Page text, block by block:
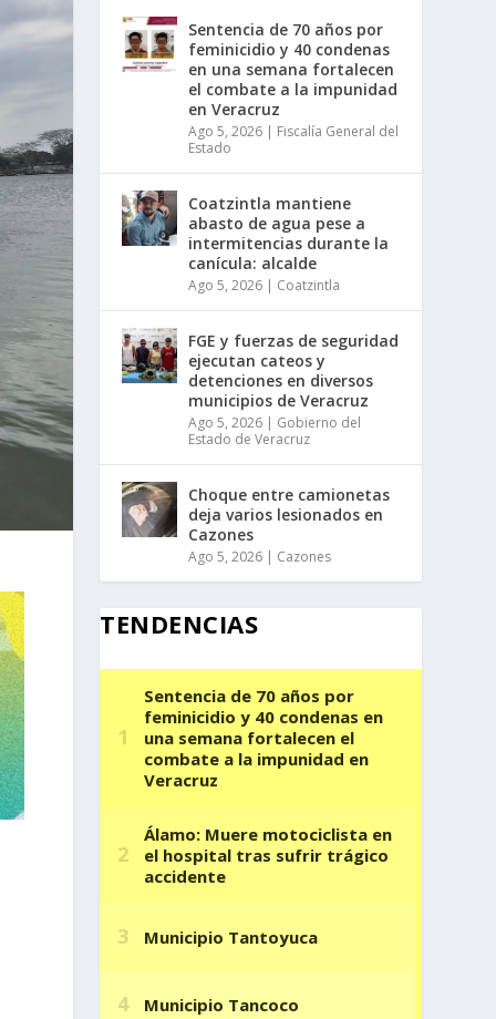
Sentencia de 70 años por
feminicidio y 40 condenas
en una semana fortalecen
el combate a la impunidad
en Veracruz
Ago 5, 2026 | Fiscalía General del
Estado
Coatzintla mantiene
abasto de agua pese a
intermitencias durante la
canícula: alcalde
Ago 5, 2026 | Coatzintla
FGE y fuerzas de seguridad
ejecutan cateos y
detenciones en diversos
municipios de Veracruz
Ago 5, 2026 | Gobierno del
Estado de Veracruz
Choque entre camionetas
deja varios lesionados en
Cazones
Ago 5, 2026 | Cazones
TENDENCIAS